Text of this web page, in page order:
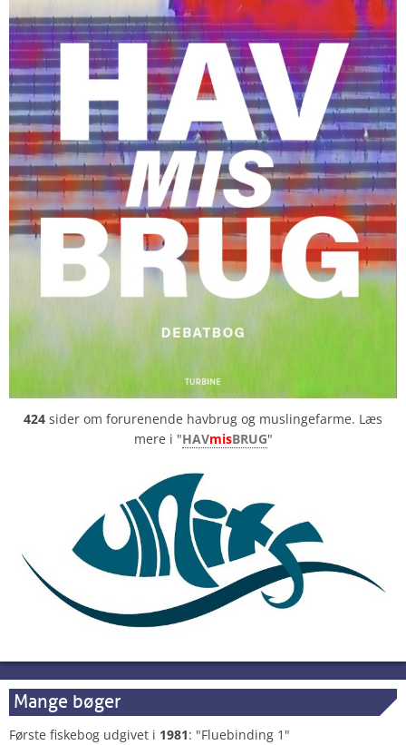
424 sider om forurenende havbrug og muslingefarme. Læs
mere i "HAVmisBRUG"
Mange bøger
Første fiskebog udgivet i 1981: "Fluebinding 1"